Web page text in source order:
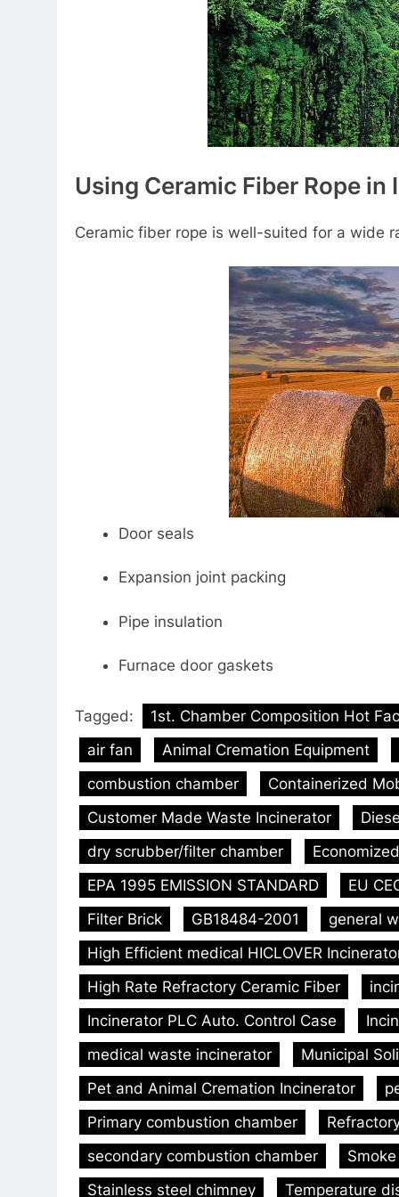
Using Ceramic Fiber Rope
Ceramic fiber rope is well-suited for a wide
Door seals
Expansion joint packing
Pipe insulation
Furnace door gaskets
Tagged:
1st. Chamber Composition Hot
air fan
Animal Cremation Equipment
combustion chamber
Containerized
Customer Made Waste Incinerator
dry scrubber/filter chamber
EPA 1995 EMISSION STANDARD
EU
Filter Brick
GB18484-2001
general
High Efficient medical HICLOVER
High Rate Refractory Ceramic Fiber
Incinerator PLC Auto. Control Case
medical waste incinerator
Municipal
Pet and Animal Cremation Incinerator
Primary combustion chamber
secondary combustion chamber
Stainless steel chimney
Temperature